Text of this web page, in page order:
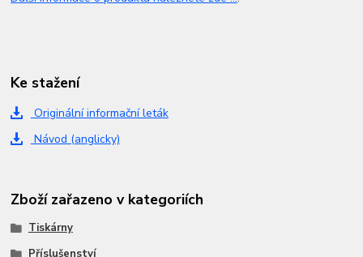
Ke stažení
Originální informační leták
Návod (anglicky)
Zboží zařazeno v kategoriích
Tiskárny
Příslušenství